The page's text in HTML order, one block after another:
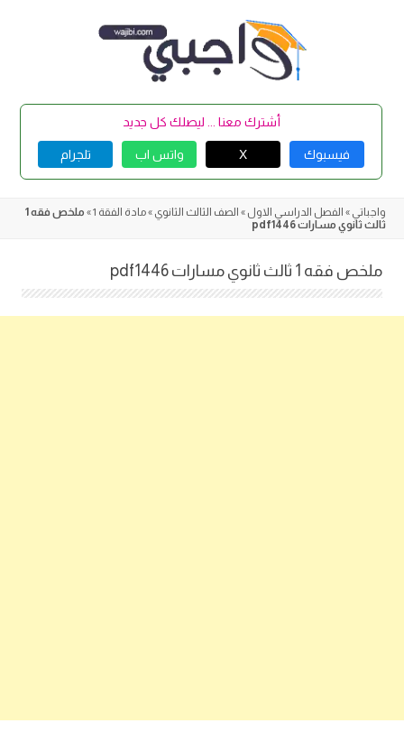
أشترك معنا ... ليصلك كل جديد
فيسبوك X واتس اب تلجرام
واجباتي » الفصل الدراسي الاول » الصف الثالث الثانوي »مادة الفقة 1 »
ملخص فقه 1
ثالث ثانوي مسارات pdf1446
ملخص فقه 1 ثالث ثانوي مسارات pdf1446